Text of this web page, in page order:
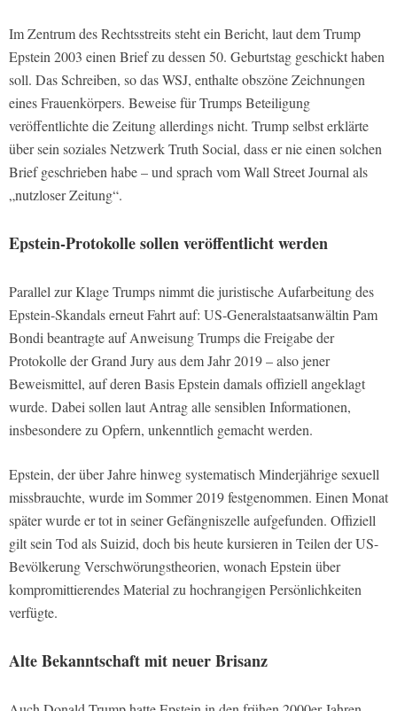
Im Zentrum des Rechtsstreits steht ein Bericht, laut dem Trump
Epstein 2003 einen Brief zu dessen 50. Geburtstag geschickt haben
soll. Das Schreiben, so das WSJ, enthalte obszöne Zeichnungen
eines Frauenkörpers. Beweise für Trumps Beteiligung
veröffentlichte die Zeitung allerdings nicht. Trump selbst erklärte
über sein soziales Netzwerk Truth Social, dass er nie einen solchen
Brief geschrieben habe – und sprach vom Wall Street Journal als
„nutzloser Zeitung“.
Epstein-Protokolle sollen veröffentlicht werden
Parallel zur Klage Trumps nimmt die juristische Aufarbeitung des
Epstein-Skandals erneut Fahrt auf: US-Generalstaatsanwältin Pam
Bondi beantragte auf Anweisung Trumps die Freigabe der
Protokolle der Grand Jury aus dem Jahr 2019 – also jener
Beweismittel, auf deren Basis Epstein damals offiziell angeklagt
wurde. Dabei sollen laut Antrag alle sensiblen Informationen,
insbesondere zu Opfern, unkenntlich gemacht werden.
Epstein, der über Jahre hinweg systematisch Minderjährige sexuell
missbrauchte, wurde im Sommer 2019 festgenommen. Einen Monat
später wurde er tot in seiner Gefängniszelle aufgefunden. Offiziell
gilt sein Tod als Suizid, doch bis heute kursieren in Teilen der US-
Bevölkerung Verschwörungstheorien, wonach Epstein über
kompromittierendes Material zu hochrangigen Persönlichkeiten
verfügte.
Alte Bekanntschaft mit neuer Brisanz